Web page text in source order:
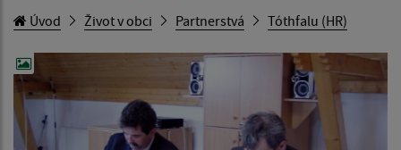
Úvod Život v obci Partnerstvá Tóthfalu (HR)